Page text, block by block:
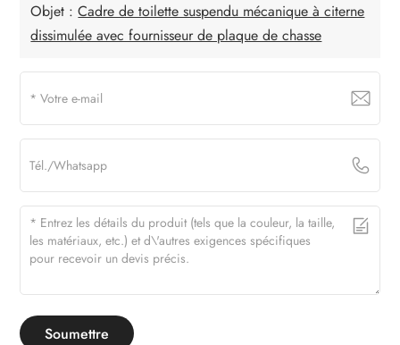
Objet :Cadre de toilette suspendu mécanique à citerne
dissimulée avec fournisseur de plaque de chasse
Soumettre